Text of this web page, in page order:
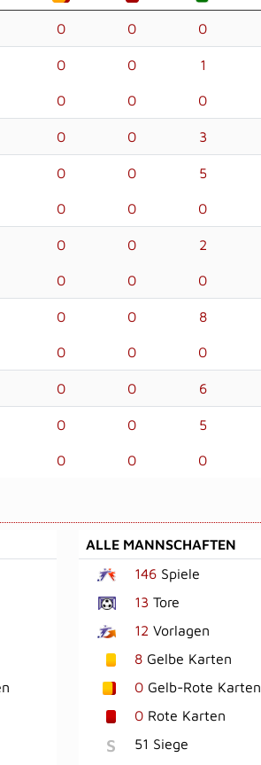
0 0 0
0 0 1
0 0 0
0 0 3
0 0 5
0 0 0
0 0 2
0 0 0
0 0 8
0 0 0
0 0 6
0 0 5
0 0 0
ALLE MANNSCHAFTEN
146Spiele
13 Tore
12 Vorlagen
8Gelbe Karten
0Gelb-Rote Karten
0Rote Karten
S 51 Siege